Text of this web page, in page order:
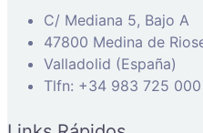
C/ Mediana 5, Bajo A
47800 Medina de
Valladolid (España)
Tlfn: +34 983 725 000